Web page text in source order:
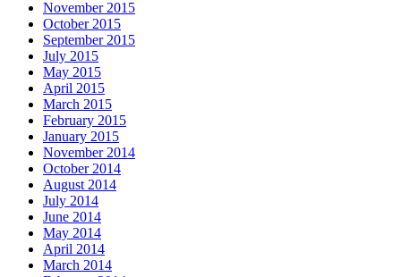
November 2015
October 2015
September 2015
July 2015
May 2015
April 2015
March 2015
February 2015
January 2015
November 2014
October 2014
August 2014
July 2014
June 2014
May 2014
April 2014
March 2014